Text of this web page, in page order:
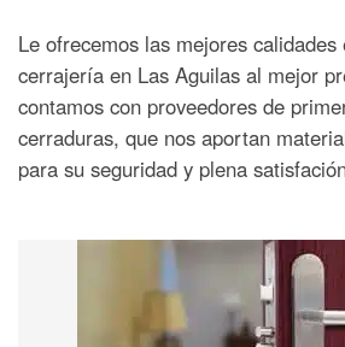
Le ofrecemos las mejores
cerrajería en Las Aguilas al mejor
contamos con proveedores de
cerraduras, que nos aportan
para su seguridad y plena